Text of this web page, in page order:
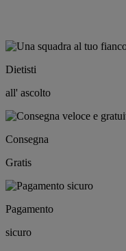
Dietisti
all' ascolto
Consegna
Gratis
Pagamento
sicuro